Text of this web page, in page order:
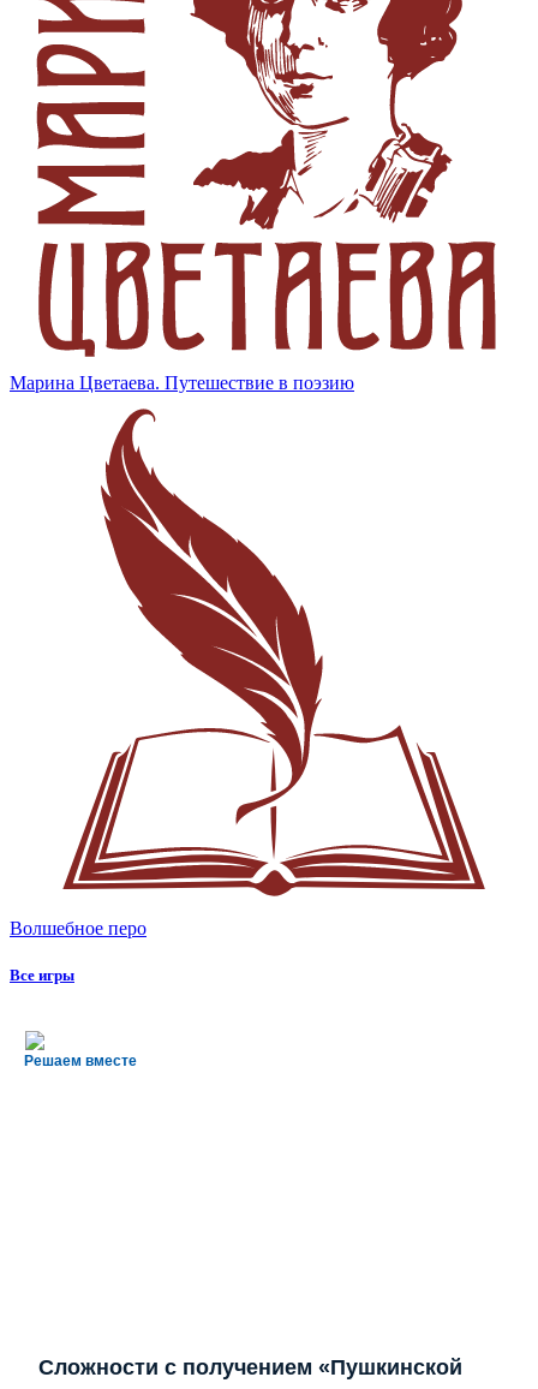
Марина Цветаева. Путешествие в поэзию
Волшебное перо
Все игры
Решаем вместе
Сложности с получением «Пушкинской